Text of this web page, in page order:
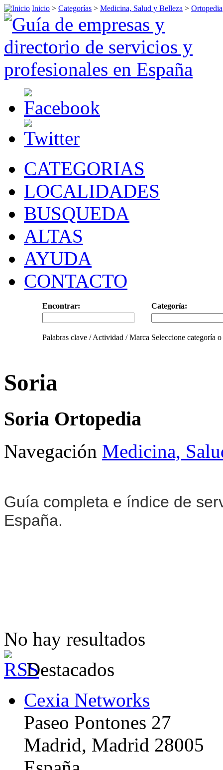
Inicio > Categorías > Medicina, Salud y Belleza > Ortopedia
CATEGORIAS
LOCALIDADES
BUSQUEDA
ALTAS
AYUDA
CONTACTO
Encontrar: Categoría:
Palabras clave / Actividad / Marca Seleccione categoría
Soria
Soria Ortopedia
Navegación Medicina,
Guía completa e índice de
España.
No hay resultados
Destacados
Cexia Networks
Paseo Pontones 27
Madrid, Madrid 28005